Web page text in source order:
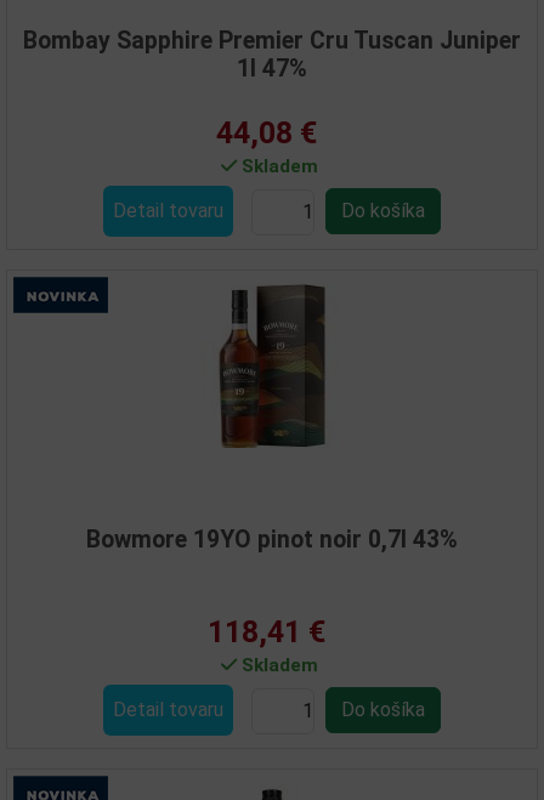
Bombay Sapphire Premier Cru Tuscan Juniper
1l 47%
44,08 €
Skladem
Detail tovaru
Bowmore 19YO pinot noir 0,7l 43%
118,41 €
Skladem
Detail tovaru